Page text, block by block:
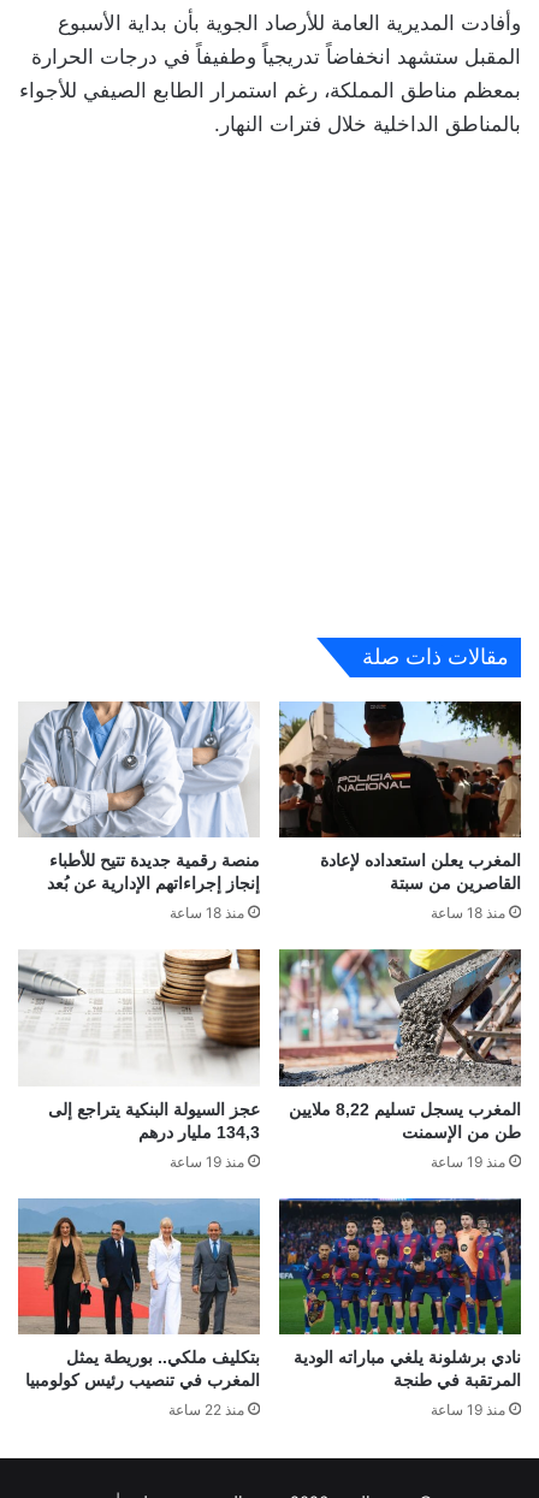
وأفادت المديرية العامة للأرصاد الجوية بأن بداية الأسبوع
المقبل ستشهد انخفاضاً تدريجياً وطفيفاً في درجات الحرارة
بمعظم مناطق المملكة، رغم استمرار الطابع الصيفي للأجواء
بالمناطق الداخلية خلال فترات النهار.
مقالات ذات صلة
المغرب يعلن استعداده لإعادة
القاصرين من سبتة
منذ 18 ساعة
منصة رقمية جديدة تتيح للأطباء
إنجاز إجراءاتهم الإدارية عن بُعد
منذ 18 ساعة
المغرب يسجل تسليم 8,22 ملايين
طن من الإسمنت
منذ 19 ساعة
عجز السيولة البنكية يتراجع إلى
134,3 مليار درهم
منذ 19 ساعة
نادي برشلونة يلغي مباراته الودية
المرتقبة في طنجة
منذ 19 ساعة
بتكليف ملكي.. بوريطة يمثل
المغرب في تنصيب رئيس كولومبيا
منذ 22 ساعة